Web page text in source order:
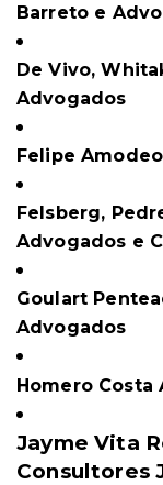
Barreto e
De Vivo,
Advogados
Felipe
Felsberg,
Advogados e
Goulart
Advogados
Homero Costa
Jayme Vita
Consultores